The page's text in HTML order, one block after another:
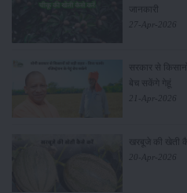
जानकारी
27-Apr-2026
सरकार से
बेच सकेंगे गेहूं
21-Apr-2026
खरबूजे की खेती
20-Apr-2026